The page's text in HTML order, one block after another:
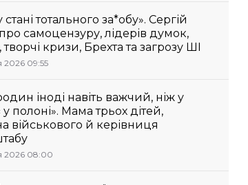
тотального за*обу». Сергій
самоцензуру, лідерів думок,
творчі кризи, Брехта та загрозу ШІ
09:55
іноді навіть важчий, ніж у
у полоні». Мама трьох дітей,
військового й керівниця
2026 08:00